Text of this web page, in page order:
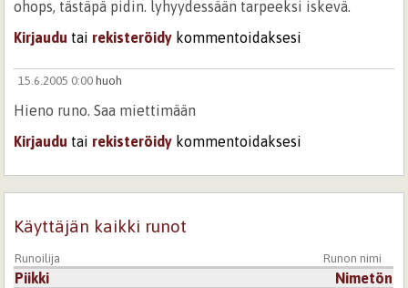
ohops, tästäpä pidin. lyhyydessään tarpeeksi iskevä.
Kirjaudu tai rekisteröidy kommentoidaksesi
15.6.2005 0:00 huoh
Hieno runo. Saa miettimään
Kirjaudu tai rekisteröidy kommentoidaksesi
Käyttäjän kaikki runot
Runoilija Runon nimi
Piikki
Nimetön